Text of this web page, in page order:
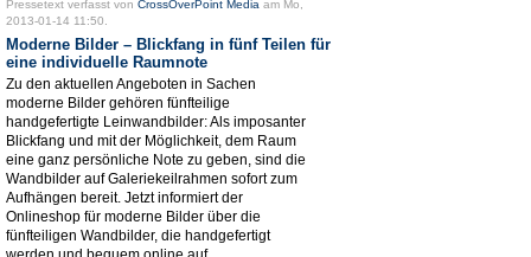
Pressetext verfasst von CrossOverPoint Media am Mo,
2013-01-14 11:50.
Moderne Bilder – Blickfang in fünf Teilen für
eine individuelle Raumnote
Zu den aktuellen Angeboten in Sachen
moderne Bilder gehören fünfteilige
handgefertigte Leinwandbilder: Als imposanter
Blickfang und mit der Möglichkeit, dem Raum
eine ganz persönliche Note zu geben, sind die
Wandbilder auf Galeriekeilrahmen sofort zum
Aufhängen bereit. Jetzt informiert der
Onlineshop für moderne Bilder über die
fünfteiligen Wandbilder, die handgefertigt